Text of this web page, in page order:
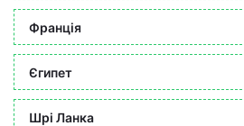
Франція
Єгипет
Шрі Ланка